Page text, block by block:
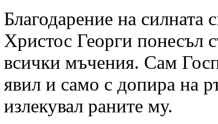
Благодарение на силната
Христос Георги понесъл
всички мъчения. Сам
явил и само с допира на
излекувал раните му.